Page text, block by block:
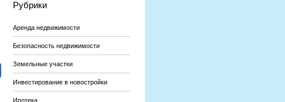
Рубрики
Аренда недвижимости
Безопасность недвижимости
Земельные участки
Инвестирование в новостройки
Ипотека